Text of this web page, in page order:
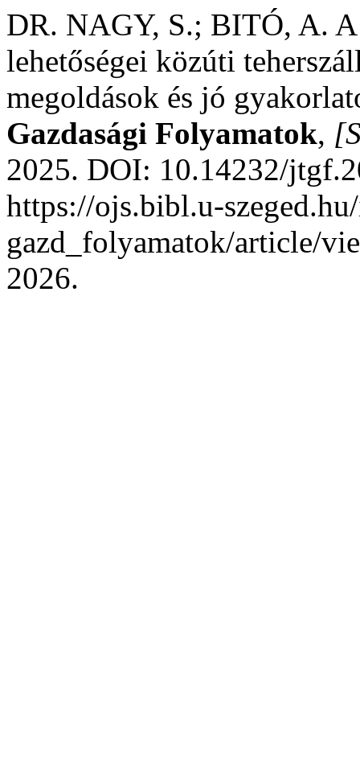
DR. NAGY, S.; BITÓ, A. A
lehetőségei közúti
megoldások és jó
Gazdasági Folyamatok,
2025. DOI: 10.14232/
https://ojs.bibl.u-
gazd_folyamatok/article/
2026.